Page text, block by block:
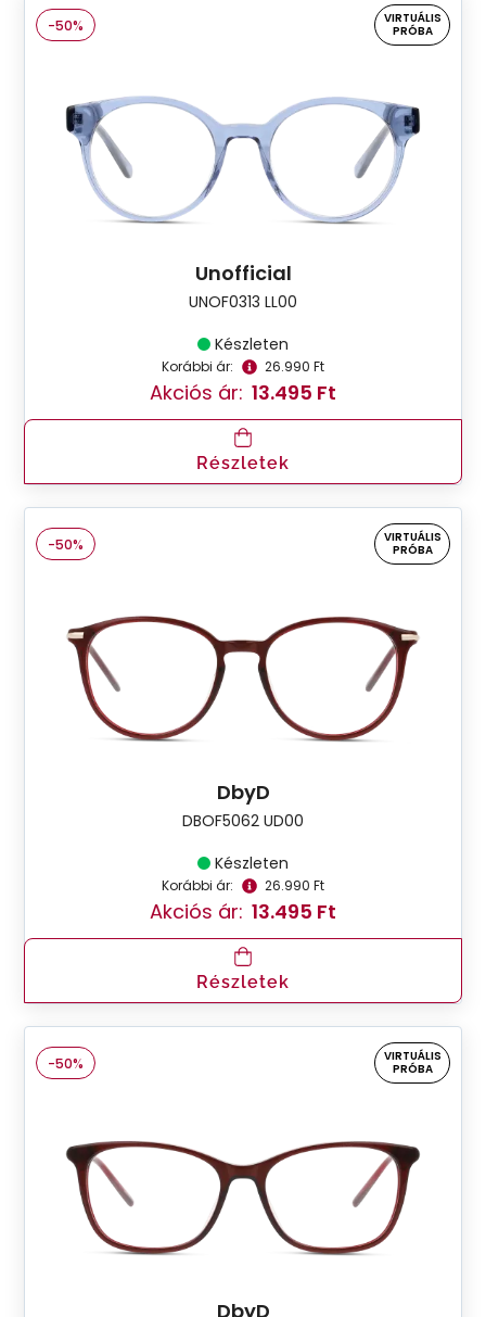
-50%
VIRTUÁLIS
PRÓBA
Unofficial
UNOF0313 LL00
Készleten
Korábbi ár: 26.990 Ft
Akciós ár: 13.495 Ft
Részletek
-50%
VIRTUÁLIS
PRÓBA
DbyD
DBOF5062 UD00
Készleten
Korábbi ár: 26.990 Ft
Akciós ár: 13.495 Ft
Részletek
-50%
VIRTUÁLIS
PRÓBA
DbyD